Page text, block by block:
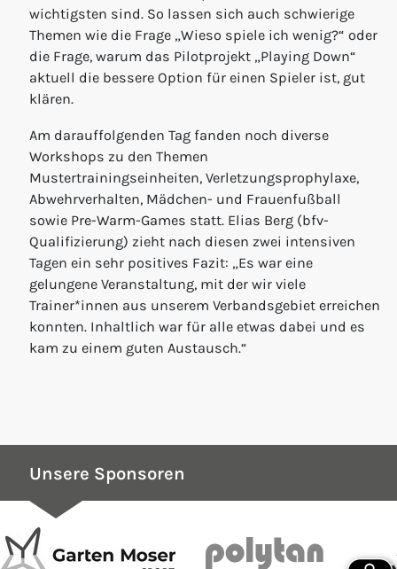
wichtigsten sind. So lassen sich auch schwierige
Themen wie die Frage „Wieso spiele ich wenig?“ oder
die Frage, warum das Pilotprojekt „Playing Down“
aktuell die bessere Option für einen Spieler ist, gut
klären.
Am darauffolgenden Tag fanden noch diverse
Workshops zu den Themen
Mustertrainingseinheiten, Verletzungsprophylaxe,
Abwehrverhalten, Mädchen- und Frauenfußball
sowie Pre-Warm-Games statt. Elias Berg (bfv-
Qualifizierung) zieht nach diesen zwei intensiven
Tagen ein sehr positives Fazit: „Es war eine
gelungene Veranstaltung, mit der wir viele
Trainer*innen aus unserem Verbandsgebiet erreichen
konnten. Inhaltlich war für alle etwas dabei und es
kam zu einem guten Austausch.“
Unsere Sponsoren